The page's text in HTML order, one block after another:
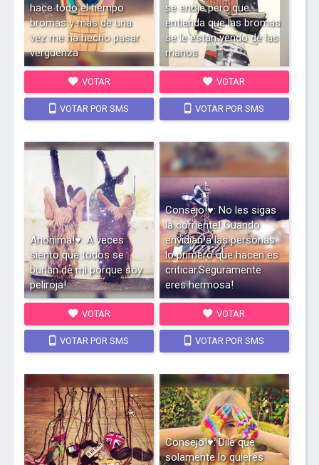
hace todo el tiempo
bromas y mas de una
vez me ha hecho pasar
verguenza
VOTAR
VOTAR POR SMS
se enoje pero que
entienda que las bromas
se le estan yendo de las
manos
VOTAR
VOTAR POR SMS
Anonima!♥: A veces
siento que todos se
burlan de mi porque soy
peliroja!
VOTAR
VOTAR POR SMS
Consejo!♥: No les sigas
la corriente! Cuando
envidian a las personas
lo primero que hacen es
criticar.Seguramente
eres hermosa!
VOTAR
VOTAR POR SMS
Consejo!♥: Dile que
solamente lo quieres